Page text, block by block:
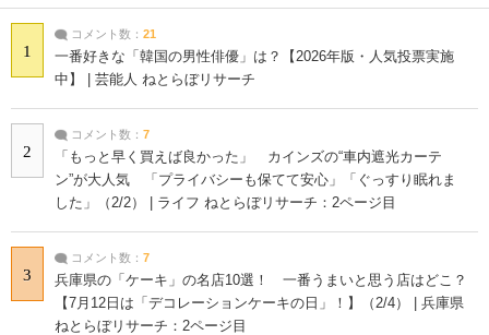
1
コメント数： 21
一番好きな「韓国の男性俳優」は？【2026年版・人気投票実施
中】 | 芸能人 ねとらぼリサーチ
2
コメント数： 7
「もっと早く買えば良かった」 カインズの“車内遮光カーテ
ン”が大人気 「プライバシーも保てて安心」「ぐっすり眠れま
した」（2/2） | ライフ ねとらぼリサーチ：2ページ目
3
コメント数： 7
兵庫県の「ケーキ」の名店10選！ 一番うまいと思う店はどこ？
【7月12日は「デコレーションケーキの日」！】（2/4） | 兵庫県
ねとらぼリサーチ：2ページ目